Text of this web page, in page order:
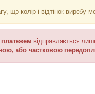
що колір і відтінок виробу
відправляється
або частковою